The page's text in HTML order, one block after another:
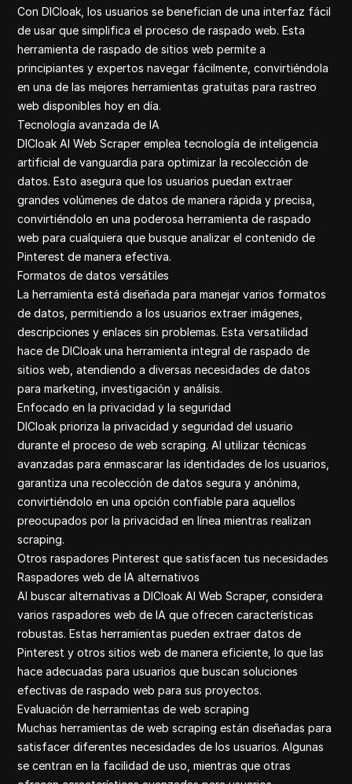
Con DICloak, los usuarios se benefician de una interfaz fácil
de usar que simplifica el proceso de raspado web. Esta
herramienta de raspado de sitios web permite a
principiantes y expertos navegar fácilmente, convirtiéndola
en una de las mejores herramientas gratuitas para rastreo
web disponibles hoy en día.
Tecnología avanzada de IA
DICloak AI Web Scraper emplea tecnología de inteligencia
artificial de vanguardia para optimizar la recolección de
datos. Esto asegura que los usuarios puedan extraer
grandes volúmenes de datos de manera rápida y precisa,
convirtiéndolo en una poderosa herramienta de raspado
web para cualquiera que busque analizar el contenido de
Pinterest de manera efectiva.
Formatos de datos versátiles
La herramienta está diseñada para manejar varios formatos
de datos, permitiendo a los usuarios extraer imágenes,
descripciones y enlaces sin problemas. Esta versatilidad
hace de DICloak una herramienta integral de raspado de
sitios web, atendiendo a diversas necesidades de datos
para marketing, investigación y análisis.
Enfocado en la privacidad y la seguridad
DICloak prioriza la privacidad y seguridad del usuario
durante el proceso de web scraping. Al utilizar técnicas
avanzadas para enmascarar las identidades de los usuarios,
garantiza una recolección de datos segura y anónima,
convirtiéndolo en una opción confiable para aquellos
preocupados por la privacidad en línea mientras realizan
scraping.
Otros raspadores Pinterest que satisfacen tus necesidades
Raspadores web de IA alternativos
Al buscar alternativas a DICloak AI Web Scraper, considera
varios raspadores web de IA que ofrecen características
robustas. Estas herramientas pueden extraer datos de
Pinterest y otros sitios web de manera eficiente, lo que las
hace adecuadas para usuarios que buscan soluciones
efectivas de raspado web para sus proyectos.
Evaluación de herramientas de web scraping
Muchas herramientas de web scraping están diseñadas para
satisfacer diferentes necesidades de los usuarios. Algunas
se centran en la facilidad de uso, mientras que otras